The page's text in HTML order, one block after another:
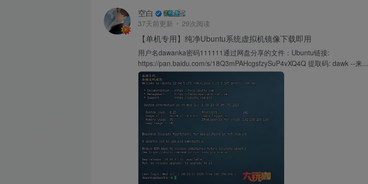
空白
37天前更新 29次阅读
【单机专用】纯净Ubuntu系统虚拟机镜像下载即用
用户名dawanka密码111111通过网盘分享的文件：Ubuntu链接:
https://pan.baidu.com/s/18Q3mPAHcgsfzySuP4vXQ4Q 提取码: dawk --来...